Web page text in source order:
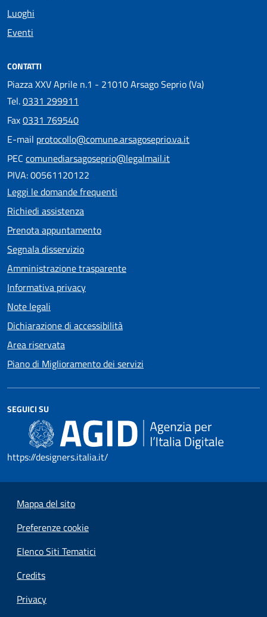
Luoghi
Eventi
CONTATTI
Piazza XXV Aprile n.1 - 21010 Arsago Seprio (Va)
Tel.0331 299911
Fax0331 769540
E-mail protocollo@comune.arsagoseprio.va.it
PEC comunediarsagoseprio@legalmail.it
PIVA: 00561120122
Leggi le domande frequenti
Richiedi assistenza
Prenota appuntamento
Segnala disservizio
Amministrazione trasparente
Informativa privacy
Note legali
Dichiarazione di accessibilità
Area riservata
Piano di Miglioramento dei servizi
SEGUICI SU
https://designers.italia.it/
Mappa del sito
Preferenze cookie
Elenco Siti Tematici
Credits
Privacy